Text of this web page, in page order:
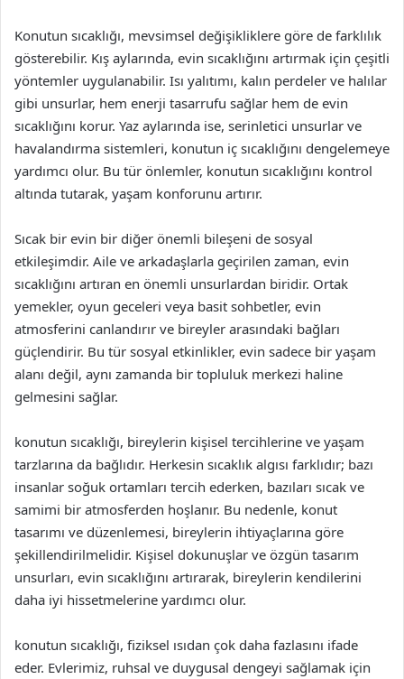
Konutun sıcaklığı, mevsimsel değişikliklere göre de farklılık
gösterebilir. Kış aylarında, evin sıcaklığını artırmak için çeşitli
yöntemler uygulanabilir. Isı yalıtımı, kalın perdeler ve halılar
gibi unsurlar, hem enerji tasarrufu sağlar hem de evin
sıcaklığını korur. Yaz aylarında ise, serinletici unsurlar ve
havalandırma sistemleri, konutun iç sıcaklığını dengelemeye
yardımcı olur. Bu tür önlemler, konutun sıcaklığını kontrol
altında tutarak, yaşam konforunu artırır.
Sıcak bir evin bir diğer önemli bileşeni de sosyal
etkileşimdir. Aile ve arkadaşlarla geçirilen zaman, evin
sıcaklığını artıran en önemli unsurlardan biridir. Ortak
yemekler, oyun geceleri veya basit sohbetler, evin
atmosferini canlandırır ve bireyler arasındaki bağları
güçlendirir. Bu tür sosyal etkinlikler, evin sadece bir yaşam
alanı değil, aynı zamanda bir topluluk merkezi haline
gelmesini sağlar.
konutun sıcaklığı, bireylerin kişisel tercihlerine ve yaşam
tarzlarına da bağlıdır. Herkesin sıcaklık algısı farklıdır; bazı
insanlar soğuk ortamları tercih ederken, bazıları sıcak ve
samimi bir atmosferden hoşlanır. Bu nedenle, konut
tasarımı ve düzenlemesi, bireylerin ihtiyaçlarına göre
şekillendirilmelidir. Kişisel dokunuşlar ve özgün tasarım
unsurları, evin sıcaklığını artırarak, bireylerin kendilerini
daha iyi hissetmelerine yardımcı olur.
konutun sıcaklığı, fiziksel ısıdan çok daha fazlasını ifade
eder. Evlerimiz, ruhsal ve duygusal dengeyi sağlamak için